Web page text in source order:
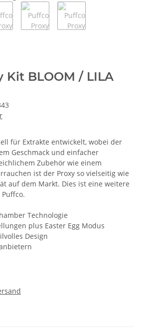
Kit BLOOM / LILA
für Extrakte entwickelt, wobei der
Geschmack und einfacher
Zubehör wie einem
ist der Proxy so vielseitig wie
auf dem Markt. Dies ist eine weitere
Technologie
plus Easter Egg Modus
Design